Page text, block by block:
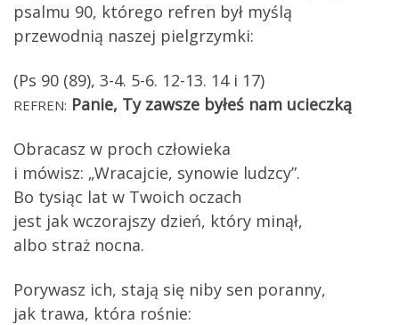
psalmu 90, którego refren był myślą
przewodnią naszej pielgrzymki:
(Ps 90 (89), 3-4. 5-6. 12-13. 14 i 17)
REFREN: Panie, Ty zawsze byłeś nam ucieczką
Obracasz w proch człowieka
i mówisz: „Wracajcie, synowie ludzcy”.
Bo tysiąc lat w Twoich oczach
jest jak wczorajszy dzień, który minął,
albo straż nocna.
Porywasz ich, stają się niby sen poranny,
jak trawa, która rośnie: